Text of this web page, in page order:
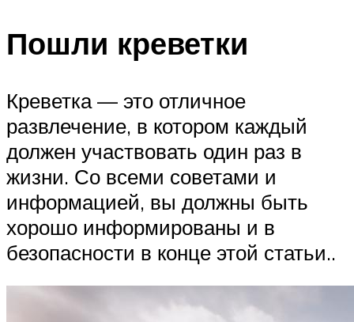
Пошли креветки
Креветка — это отличное
развлечение, в котором каждый
должен участвовать один раз в
жизни. Со всеми советами и
информацией, вы должны быть
хорошо информированы и в
безопасности в конце этой статьи..